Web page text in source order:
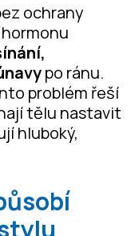
ochrany
po ránu.
problém řeší
tělu nastavit
hluboký,